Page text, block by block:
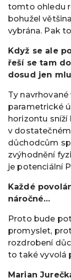
tomto ohledu
bohužel
vybrána. Pak
Když se ale
řeší se tam
dosud jen
Ty
parametrické
horizontu sníží
v
důchodcům
zvýhodnění
je potenciální
Každé
náročné…
Proto bude
promyslet,
rozdrobení
to také vyvolá
Marian